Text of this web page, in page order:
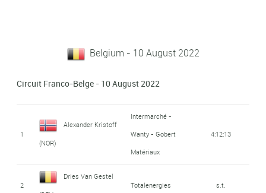
Belgium - 10 August 2022
Circuit Franco-Belge - 10 August 2022
1
Alexander Kristoff
(NOR)
Intermarché -
Wanty - Gobert
Matériaux
4:12:13
2
Dries Van Gestel
Totalenergies s.t.